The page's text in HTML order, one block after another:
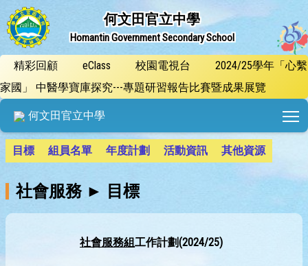
何文田官立中學
Homantin Government Secondary School
精彩回顧 eClass 校園電視台
2024/25學年「心繫
家國」 中醫學寶庫探究---專題研習報告比賽暨成果展覽
何文田官立中學
目標 組員名單 年度計劃 活動資訊 其他資源
社會服務 ► 目標
社會服務組工作計劃(2024/25)